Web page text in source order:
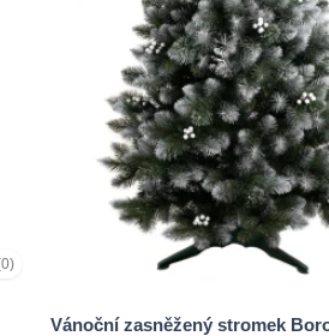
Vánoční zasněžený stromek